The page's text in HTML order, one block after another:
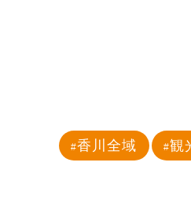
香川全域 観